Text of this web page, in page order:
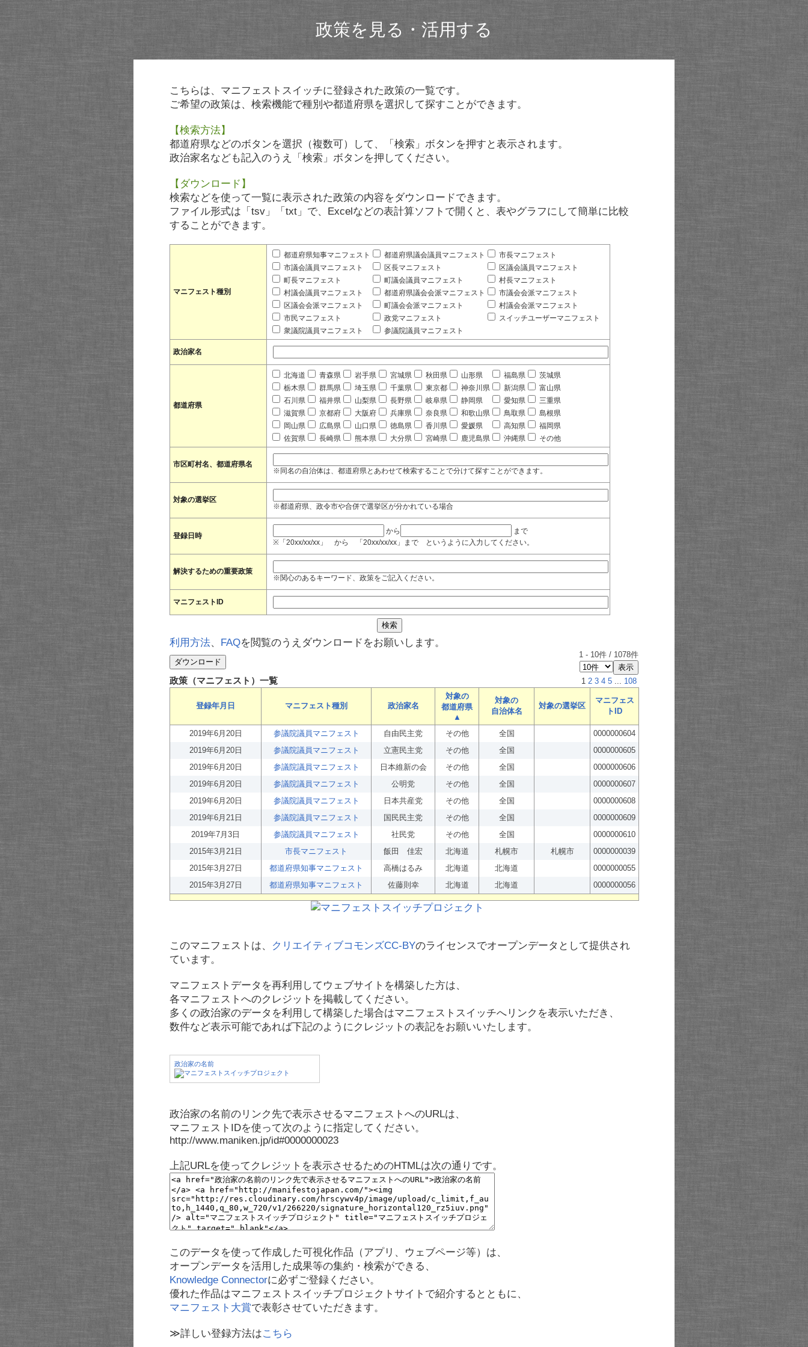
政策を見る・活用する
こちらは、マニフェストスイッチに登録された政策の一覧です。
ご希望の政策は、検索機能で種別や都道府県を選択して探すことができます。
【検索方法】
都道府県などのボタンを選択（複数可）して、「検索」ボタンを押すと表示されます。
政治家名なども記入のうえ「検索」ボタンを押してください。
【ダウンロード】
検索などを使って一覧に表示された政策の内容をダウンロードできます。
ファイル形式は「tsv」「txt」で、Excelなどの表計算ソフトで開くと、表やグラフにして簡単に比較
することができます。
マニフェスト種別
都道府県知事マニフェスト 都道府県議会議員マニフェスト
市長マニフェスト
市議会議員マニフェスト
区長マニフェスト
区議会議員マニフェスト
町長マニフェスト
町議会議員マニフェスト
村長マニフェスト
村議会議員マニフェスト
都道府県議会会派マニフェスト
市議会会派マニフェスト
区議会会派マニフェスト
町議会会派マニフェスト
村議会会派マニフェスト
市民マニフェスト
政党マニフェスト
スイッチユーザーマニフェスト
衆議院議員マニフェスト
参議院議員マニフェスト
政治家名
都道府県
北海道 青森県 岩手県 宮城県 秋田県 山形県 福島県
茨城県
栃木県
群馬県 埼玉県 千葉県 東京都 神奈川県 新潟県
富山県
石川県
福井県 山梨県 長野県 岐阜県 静岡県 愛知県
三重県
滋賀県
京都府 大阪府 兵庫県 奈良県 和歌山県 鳥取県
島根県
岡山県
広島県 山口県 徳島県 香川県 愛媛県 高知県
福岡県
佐賀県
長崎県 熊本県 大分県 宮崎県 鹿児島県 沖縄県 その他
市区町村名、都道府県名
※同名の自治体は、都道府県とあわせて検索することで分けて探すことができます。
対象の選挙区
※都道府県、政令市や合併で選挙区が分かれている場合
登録日時
から
まで
※「20xx/xx/xx」 から 「20xx/xx/xx」まで というように入力してください。
解決するための重要政策
※関心のあるキーワード、政策をご記入ください。
マニフェストID
利用方法、 FAQを閲覧のうえダウンロードをお願いします。
1 - 10件 / 1078件
政策（マニフェスト）一覧 1 2 3 4 5 ... 108
登録年月日 マニフェスト種別 政治家名
対象の
都道府県
▲
対象の
自治体名
対象の選挙区
マニフェス
トID
2019年6月20日 参議院議員マニフェスト 自由民主党 その他 全国
0000000604
2019年6月20日
参議院議員マニフェスト 立憲民主党 その他 全国
0000000605
2019年6月20日
参議院議員マニフェスト 日本維新の会 その他 全国
0000000606
2019年6月20日
参議院議員マニフェスト 公明党 その他 全国
0000000607
2019年6月20日
参議院議員マニフェスト 日本共産党 その他 全国
0000000608
2019年6月21日
参議院議員マニフェスト 国民民主党 その他 全国
0000000609
2019年7月3日
参議院議員マニフェスト 社民党 その他 全国
0000000610
2015年3月21日
市長マニフェスト 飯田 佳宏 北海道 札幌市 札幌市
0000000039
2015年3月27日
都道府県知事マニフェスト 高橋はるみ 北海道 北海道
0000000055
2015年3月27日
都道府県知事マニフェスト 佐藤則幸 北海道 北海道 0000000056
このマニフェストは、 クリエイティブコモンズCC-BYのライセンスでオープンデータとして提供され
ています。
マニフェストデータを再利用してウェブサイトを構築した方は、
各マニフェストへのクレジットを掲載してください。
多くの政治家のデータを利用して構築した場合はマニフェストスイッチへリンクを表示いただき、
数件など表示可能であれば下記のようにクレジットの表記をお願いいたします。
政治家の名前
政治家の名前のリンク先で表示させるマニフェストへのURLは、
マニフェストIDを使って次のように指定してください。
http://www.maniken.jp/id#0000000023
上記URLを使ってクレジットを表示させるためのHTMLは次の通りです。
このデータを使って作成した可視化作品（アプリ、ウェブページ等）は、
オープンデータを活用した成果等の集約・検索ができる、
Knowledge Connectorに必ずご登録ください。
優れた作品はマニフェストスイッチプロジェクトサイトで紹介するとともに、
マニフェスト大賞で表彰させていただきます。
≫詳しい登録方法はこちら